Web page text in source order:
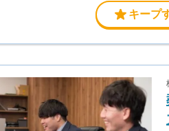
キープ